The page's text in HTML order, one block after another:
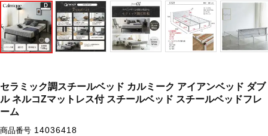
セラミック調スチールベッド カルミーク アイアンベッド ダブ
ル ネルコZマットレス付 スチールベッド スチールベッドフレ
ーム
商品番号 14036418